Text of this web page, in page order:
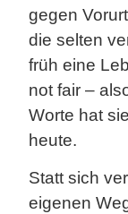
gegen
die selten
früh eine
not fair –
Worte hat
heute.
Statt sich
eigenen